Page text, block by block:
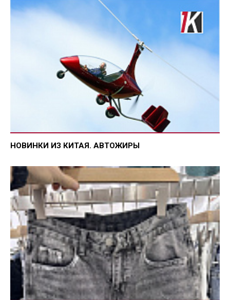
НОВИНКИ ИЗ КИТАЯ. АВТОЖИРЫ